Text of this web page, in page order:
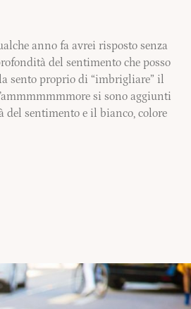
anno fa avrei risposto senza
del sentimento che posso
sento proprio di “imbrigliare” il
si sono aggiunti
del sentimento e il bianco, colore